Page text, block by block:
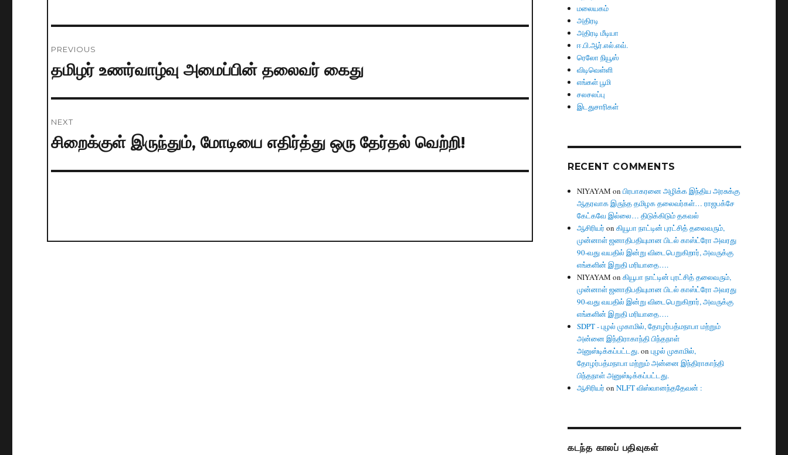
navigation
PREVIOUS
Previous
தமிழர் உணர்வாழ்வு அமைப்பின் தலைவர் கைது
NEXT
Next
சிறைக்குள் இருந்தும், மோடியை எதிர்த்து ஒரு தேர்தல் வெற்றி!
மலையகம்
அதிரடி
அதிரடி மீடியா
ஈ.பி.ஆர்.எல்.எவ்.
ரெலோ நியூஸ்
விடிவெள்ளி
எங்கள் பூமி
சலசலப்பு
இடதுசாரிகள்
RECENT COMMENTS
NIYAYAM onபிரபாகரனை அழிக்க இந்திய அரசுக்கு
ஆதரவாக இருந்த தமிழக தலைவர்கள்… ராஜபக்சே
கேட்கவே இல்லை… திடுக்கிடும் தகவல்
ஆசிரியர் onகியூபா நாட்டின் புரட்சித் தலைவரும்,
முன்னாள் ஜனாதிபதியுமான பிடல் காஸ்ட்ரோ அவரது
90-வது வயதில் இன்று விடைபெறுகிறார், அவருக்கு
எங்களின் இறுதி மரியாதை….
NIYAYAM onகியூபா நாட்டின் புரட்சித் தலைவரும்,
முன்னாள் ஜனாதிபதியுமான பிடல் காஸ்ட்ரோ அவரது
90-வது வயதில் இன்று விடைபெறுகிறார், அவருக்கு
எங்களின் இறுதி மரியாதை….
SDPT - புழல் முகாமில், தோழர்பத்மநாபா மற்றும்
அன்னை இந்திராகாந்தி பிந்தநாள்
அனுஸ்டிக்கப்பட்டது.onபுழல் முகாமில்,
தோழர்பத்மநாபா மற்றும் அன்னை இந்திராகாந்தி
பிந்தநாள் அனுஸ்டிக்கப்பட்டது.
ஆசிரியர் onNLFT விஸ்வானந்ததேவன் :
கடந்த காலப் பதிவுகள்